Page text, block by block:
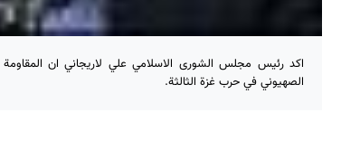
اكد رئيس مجلس الشورى الاسلامي علي لاريجاني ان المقاومة
الصهيوني في حرب غزة الثالثة.